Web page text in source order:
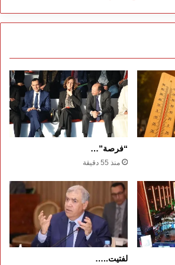
“فرصة”…
منذ 55 دقيقة
لفتيت..…